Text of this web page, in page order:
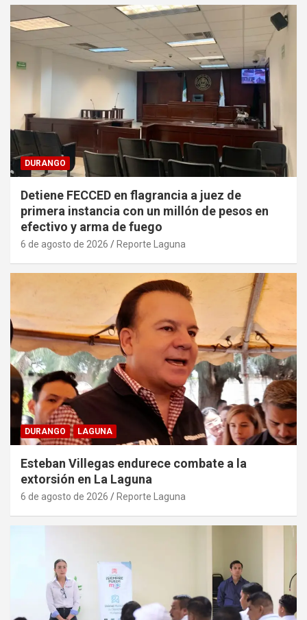
DURANGO
Detiene FECCED en flagrancia a juez de
primera instancia con un millón de pesos en
efectivo y arma de fuego
6 de agosto de 2026 Reporte Laguna
DURANGO LAGUNA
Esteban Villegas endurece combate a la
extorsión en La Laguna
6 de agosto de 2026 Reporte Laguna